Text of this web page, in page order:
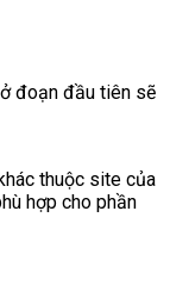
đoạn đầu tiên sẽ
thuộc site của
hợp cho phần